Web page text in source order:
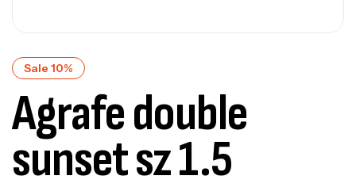
Sale 10%
Agrafe double
sunset sz 1.5